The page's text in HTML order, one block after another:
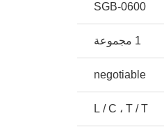
SGB-0600
1 مجموعة
negotiable
L / C ، T / T